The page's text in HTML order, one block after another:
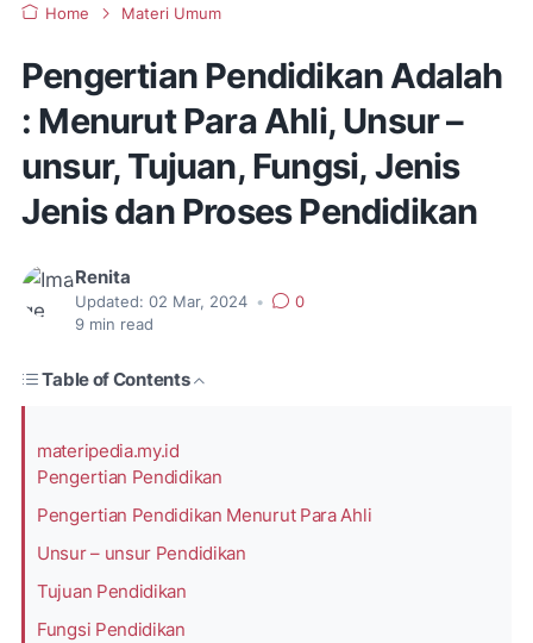
Home Materi Umum
Pengertian Pendidikan Adalah
: Menurut Para Ahli, Unsur –
unsur, Tujuan, Fungsi, Jenis
Jenis dan Proses Pendidikan
Renita
Updated: 02 Mar, 2024 •
0
9 min read
Table of Contents
materipedia.my.id
Pengertian Pendidikan
Pengertian Pendidikan Menurut Para Ahli
Unsur – unsur Pendidikan
Tujuan Pendidikan
Fungsi Pendidikan